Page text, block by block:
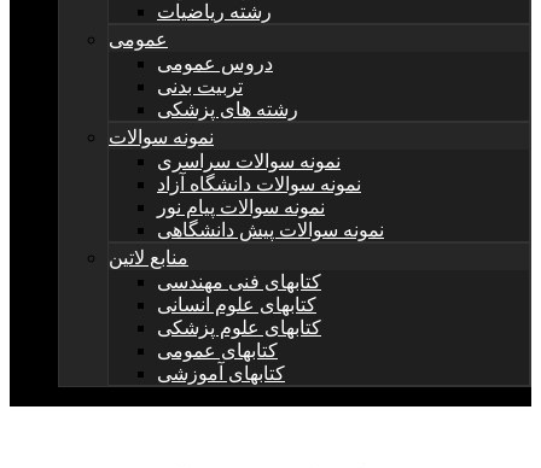
رشته ریاضیات
عمومی
دروس عمومی
تربیت بدنی
رشته های پزشکی
نمونه سوالات
نمونه سوالات سراسری
نمونه سوالات دانشگاه آزاد
نمونه سوالات پیام نور
نمونه سوالات پیش دانشگاهی
منابع لاتین
کتابهای فنی مهندسی
کتابهای علوم انسانی
کتابهای علوم پزشکی
کتابهای عمومی
کتابهای آموزشی